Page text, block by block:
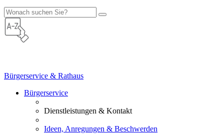
Bürgerservice & Rathaus
Bürgerservice
Dienstleistungen & Kontakt
Ideen, Anregungen & Beschwerden